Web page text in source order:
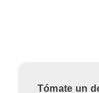
Tómate un